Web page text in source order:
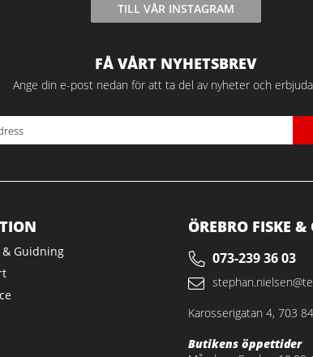
TILL VÅR INSTAGRAM
FÅ VÅRT NYHETSBREV
Ange din e-post nedan för att ta del av nyheter och
& Guidning
ÖREBRO FISKE
073-239 36 03
Karosserigatan 4, 703
Butikens öppettider